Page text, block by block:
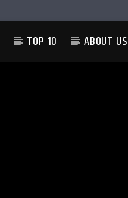
TOP 10 ABOUT US